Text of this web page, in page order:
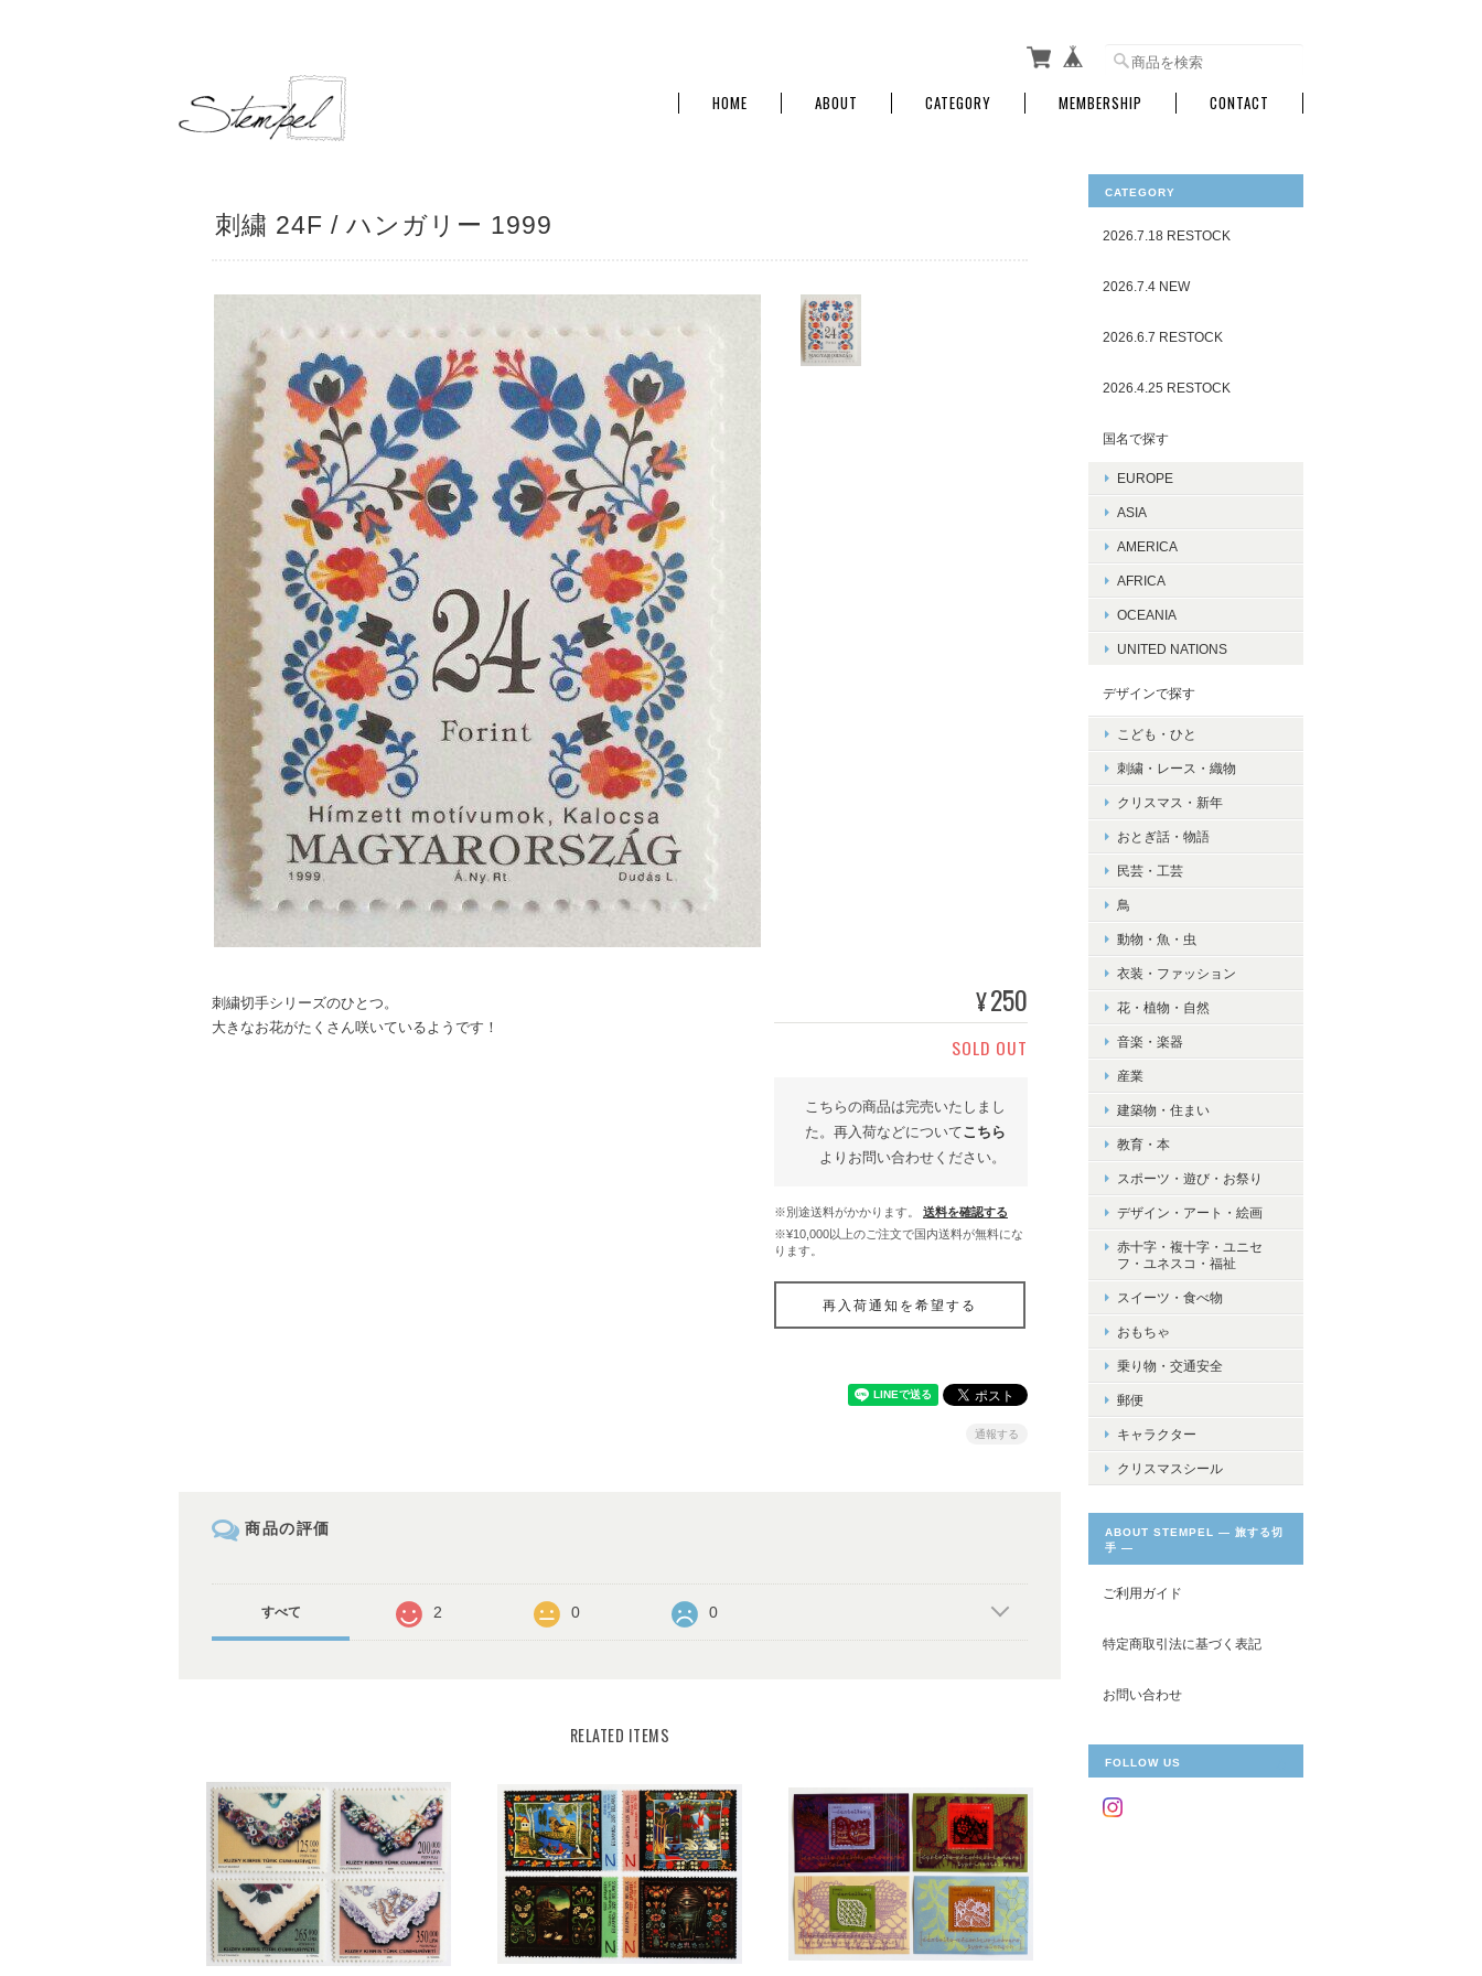
HOME ABOUT CATEGORY MEMBERSHIP CONTACT
刺繍 24F / ハンガリー 1999
刺繍切手シリーズのひとつ。
大きなお花がたくさん咲いているようです！
¥250
SOLD OUT
こちらの商品は完売いたしまし
た。再入荷などについてこちら
よりお問い合わせください。
※別途送料がかかります。
送料を確認する
※¥10,000以上のご注文で国内送料が無料にな
ります。
再入荷通知を希望する
通報する
商品の評価
すべて 2 0 0
RELATED ITEMS
CATEGORY
2026.7.18 RESTOCK
2026.7.4 NEW
2026.6.7 RESTOCK
2026.4.25 RESTOCK
国名で探す
EUROPE
ASIA
AMERICA
AFRICA
OCEANIA
UNITED NATIONS
デザインで探す
こども・ひと
刺繍・レース・織物
クリスマス・新年
おとぎ話・物語
民芸・工芸
鳥
動物・魚・虫
衣装・ファッション
花・植物・自然
音楽・楽器
産業
建築物・住まい
教育・本
スポーツ・遊び・お祭り
デザイン・アート・絵画
赤十字・複十字・ユニセ
フ・ユネスコ・福祉
スイーツ・食べ物
おもちゃ
乗り物・交通安全
郵便
キャラクター
クリスマスシール
ABOUT STEMPEL ― 旅する切
手 ―
ご利用ガイド
特定商取引法に基づく表記
お問い合わせ
FOLLOW US